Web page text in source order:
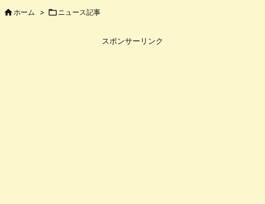
 ホーム >  ニュース記事
スポンサーリンク